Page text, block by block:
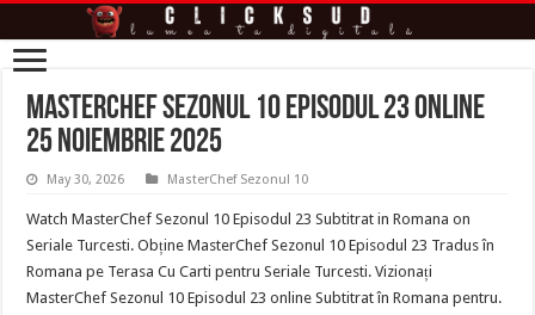
MasterChef Sezonul 10 Episodul 23 online
25 Noiembrie 2025
May 30, 2026 MasterChef Sezonul 10
Watch MasterChef Sezonul 10 Episodul 23 Subtitrat in Romana on
Seriale Turcesti. Obține MasterChef Sezonul 10 Episodul 23 Tradus în
Romana pe Terasa Cu Carti pentru Seriale Turcesti. Vizionați
MasterChef Sezonul 10 Episodul 23 online Subtitrat în Romana pentru.